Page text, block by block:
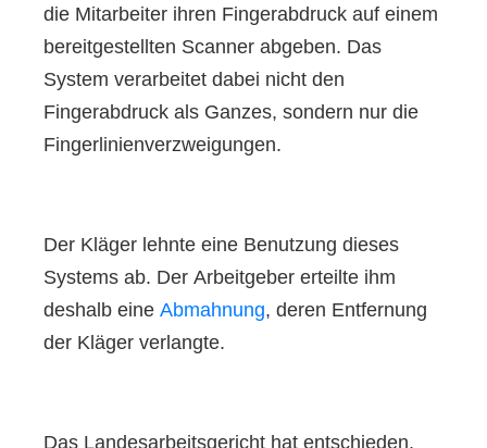
die Mitarbeiter ihren Fingerabdruck auf einem
bereitgestellten Scanner abgeben. Das
System verarbeitet dabei nicht den
Fingerabdruck als Ganzes, sondern nur die
Fingerlinienverzweigungen.
Der Kläger lehnte eine Benutzung dieses
Systems ab. Der Arbeitgeber erteilte ihm
deshalb eine Abmahnung, deren Entfernung
der Kläger verlangte.
Das Landesarbeitsgericht hat entschieden,